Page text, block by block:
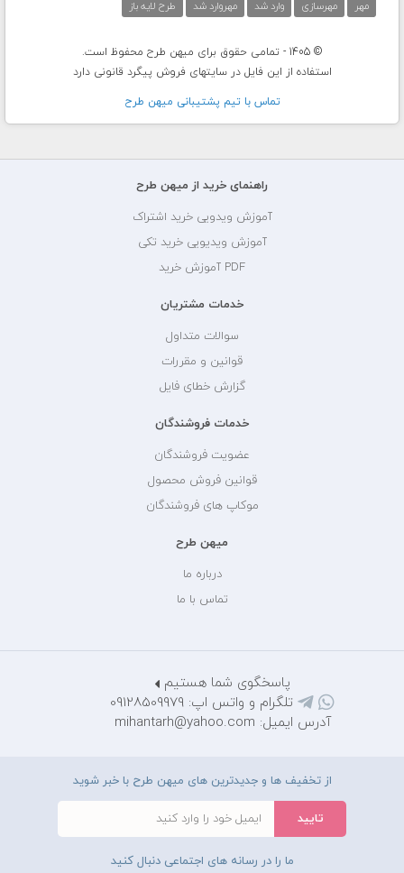
مهر مهرسازی وارد شد مهروارد شد طرح لایه باز
© 1405 - تمامی حقوق برای میهن طرح محفوظ است.
استفاده از این فایل در سایتهای فروش پیگرد قانونی دارد
تماس با تيم پشتيبانی ميهن طرح
راهنمای خرید از میهن طرح
آموزش ویدویی خرید اشتراک
آموزش ویدیویی خرید تکی
PDF آموزش خرید
خدمات مشتریان
سوالات متداول
قوانین و مقررات
گزارش خطای فایل
خدمات فروشندگان
عضویت فروشندگان
قوانین فروش محصول
موکاپ های فروشندگان
میهن طرح
درباره ما
تماس با ما
پاسخگوی شما هستیم
تلگرام و واتس اپ: 09128509979
آدرس ایمیل: mihantarh@yahoo.com
از تخفیف ها و جدیدترین های میهن طرح با خبر شوید
ما را در رسانه های اجتماعی دنبال کنید